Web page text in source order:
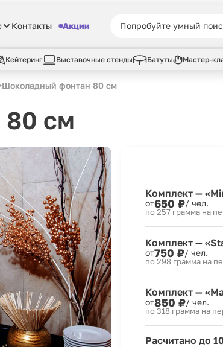
Контакты Акции
Кейтеринг Выставочные стенды Батуты Мастер-
Шоколадный фонтан 80 см
см
Комплект —
от650 ₽/ чел.
по 257 грамма на
Комплект —
от750 ₽/ чел.
по 298 грамма на
Комплект —
от850 ₽/ чел.
по 318 грамма на
Расчитано до